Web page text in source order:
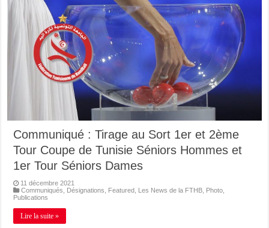
Communiqué : Tirage au Sort 1er et 2ème
Tour Coupe de Tunisie Séniors Hommes et
1er Tour Séniors Dames
11 décembre 2021
Communiqués
Désignations Featured Les News de la FTHB Photo
Publications
Lire la suite »